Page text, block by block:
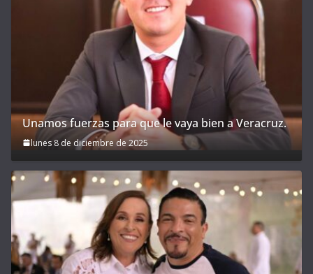
Unamos fuerzas para que le vaya bien a Veracruz.
lunes 8 de diciembre de 2025